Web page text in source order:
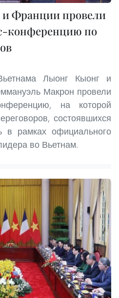
Франции провели
конференцию по
Лыонг Кыонг и
Макрон провели
на которой
состоявшихся
рамках официального
во Вьетнам.